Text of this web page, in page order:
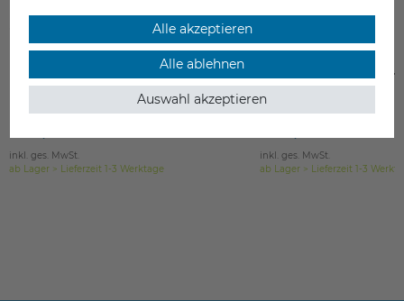
Phaetus Rapido Hotend_280° HF
inkl. ges. MwSt.
ab Lager > Lieferzeit 1-3 Werktage
Phaetus Dragonfly
inkl. ges. MwSt.
ab Lager > Lieferzeit 1-3
Alle akzeptieren
Alle ablehnen
Auswahl akzeptieren